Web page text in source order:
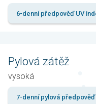
6-denní předpověď UV
Pylová zátěž
vysoká
7-denní pylová předpověď